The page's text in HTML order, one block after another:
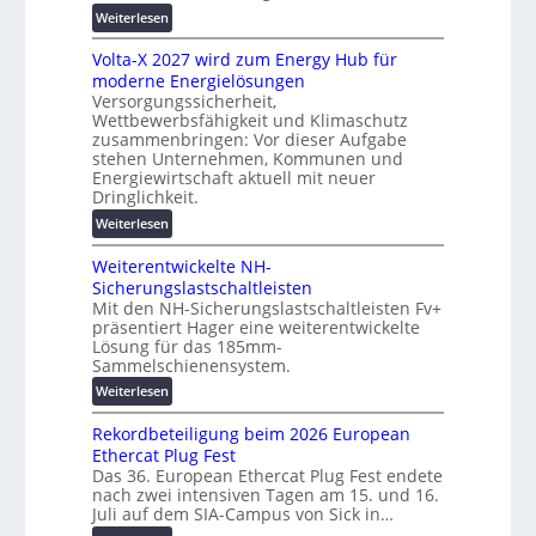
g
s
l
ö
s
u
n
g
e
n
u
t
z
u
n
d
d
i
g
i
t
a
l
e
T
r
a
n
s
p
a
r
e
n
Weiterlesen:
M
a
s
c
h
i
n
e
n
b
a
u
:
F
o
r
s
c
h
u
n
g
s
Volta-X 2027 wird zum Energy Hub für
moderne Energielösungen
Versorgungssicherheit,
Wettbewerbsfähigkeit und Klimaschutz
zusammenbringen: Vor dieser Aufgabe
stehen Unternehmen, Kommunen und
Energiewirtschaft aktuell mit neuer
Dringlichkeit.
Weiterlesen:
V
o
l
t
a
-
X
2
0
2
7
w
i
r
Weiterentwickelte NH-
Sicherungslastschaltleisten
Mit den NH-Sicherungslastschaltleisten Fv+
präsentiert Hager eine weiterentwickelte
Lösung für das 185mm-
Sammelschienensystem.
Weiterlesen:
W
e
i
t
e
r
Rekordbeteiligung beim 2026 European
Ethercat Plug Fest
Das 36. European Ethercat Plug Fest endete
nach zwei intensiven Tagen am 15. und 16.
Juli auf dem SIA-Campus von Sick in…